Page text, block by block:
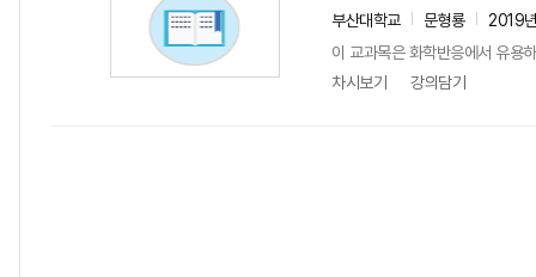
부산대학교 문형룡
2019
이 교과목은 화학반응에서 유용
차시보기
강의담기